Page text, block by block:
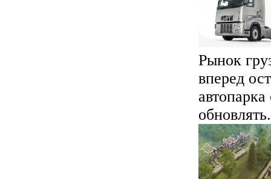
Рынок
вперед